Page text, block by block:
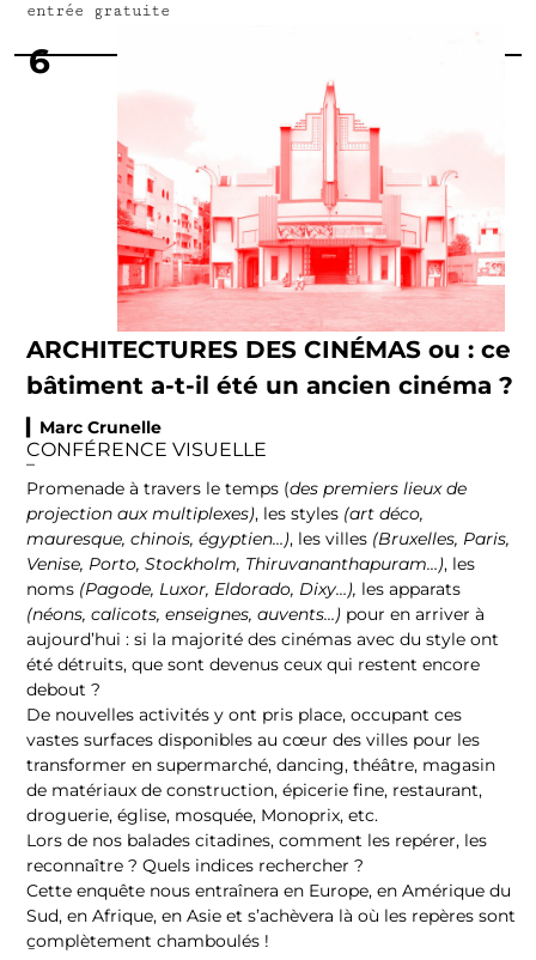
entrée gratuite
6
ARCHITECTURES DES CINÉMAS ou : ce
bâtiment a-t-il été un ancien cinéma ?
▎Marc Crunelle
CONFÉRENCE VISUELLE
–
Promenade à travers le temps (des premiers lieux de
projection aux multiplexes), les styles (art déco,
mauresque, chinois, égyptien…), les villes (Bruxelles, Paris,
Venise, Porto, Stockholm, Thiruvananthapuram…), les
noms (Pagode, Luxor, Eldorado, Dixy…), les apparats
(néons, calicots, enseignes, auvents…) pour en arriver à
aujourd’hui : si la majorité des cinémas avec du style ont
été détruits, que sont devenus ceux qui restent encore
debout ?
De nouvelles activités y ont pris place, occupant ces
vastes surfaces disponibles au cœur des villes pour les
transformer en supermarché, dancing, théâtre, magasin
de matériaux de construction, épicerie fine, restaurant,
droguerie, église, mosquée, Monoprix, etc.
Lors de nos balades citadines, comment les repérer, les
reconnaître ? Quels indices rechercher ?
Cette enquête nous entraînera en Europe, en Amérique du
Sud, en Afrique, en Asie et s’achèvera là où les repères sont
complètement chamboulés !
–